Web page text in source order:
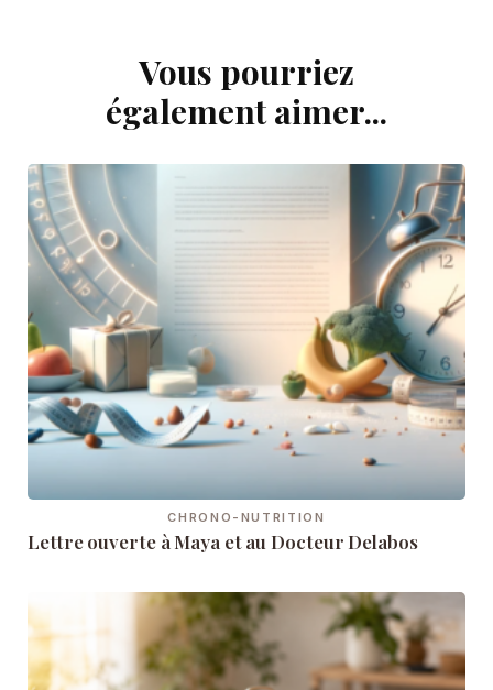
Vous pourriez
également aimer...
CHRONO-NUTRITION
Lettre ouverte à Maya et au Docteur Delabos